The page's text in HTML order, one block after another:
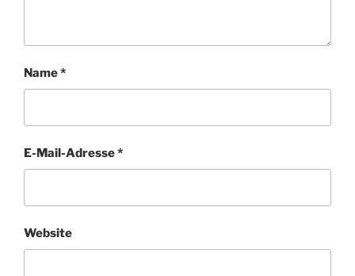
Name*
E-Mail-Adresse*
Website